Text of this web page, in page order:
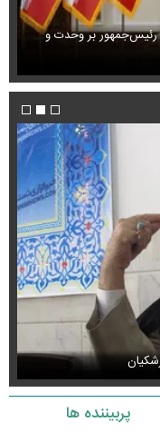
رئیس‌جمهور بر وحدت و
پربیننده ها